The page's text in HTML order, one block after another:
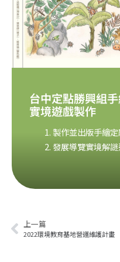
台中定點勝興組
實境遊戲製作
製作並出版手繪
發展導覽實境解謎
上一篇
2022環境教育基地營運維護計畫